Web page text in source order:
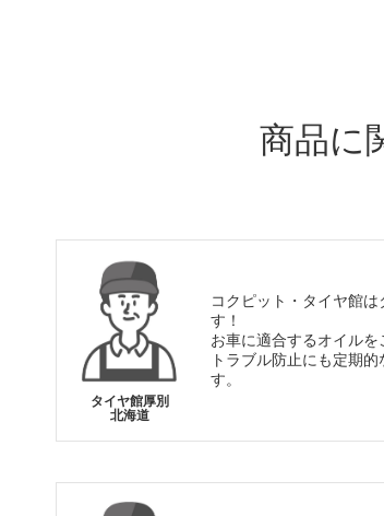
商品に
タイヤ館厚別
北海道
コクピット・タイヤ館
す！
お車に適合するオイルを
トラブル防止にも定期
す。